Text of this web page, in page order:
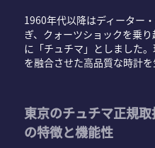
1960年代以降はディーター
ぎ、クォーツショックを乗
に「チュチマ」としました
を融合させた高品質な時計を
東京のチュチマ正規
の特徴と機能性